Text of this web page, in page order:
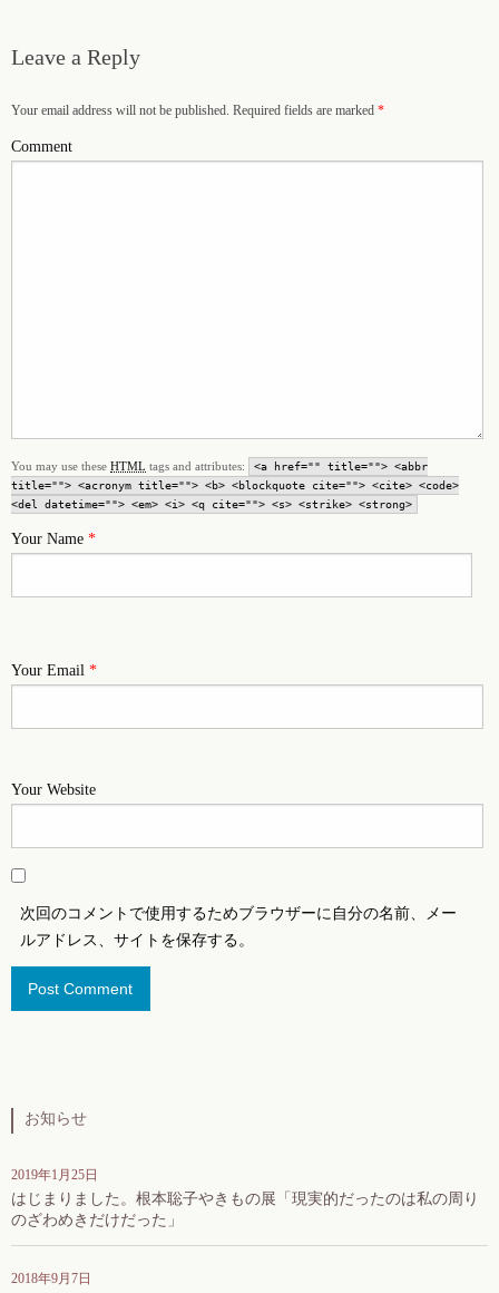
Leave a Reply
Your email address will not be published. Required fields are marked *
Comment
You may use these HTML tags and attributes:
<a href="" title=""> <abbr
title=""> <acronym title=""> <b> <blockquote cite=""> <cite> <code>
<del datetime=""> <em> <i> <q cite=""> <s> <strike> <strong>
Your Name *
Your Email *
Your Website
次回のコメントで使用するためブラウザーに自分の名前、メー
ルアドレス、サイトを保存する。
お知らせ
2019年1月25日
はじまりました。根本聡子やきもの展「現実的だったのは私の周り
のざわめきだけだった」
2018年9月7日